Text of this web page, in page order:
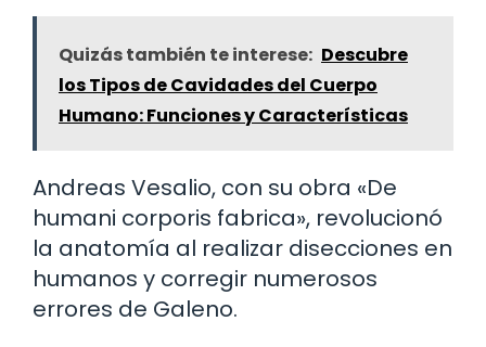
Quizás también te interese: Descubre
los Tipos de Cavidades del Cuerpo
Humano: Funciones y Características
Andreas Vesalio, con su obra «De
humani corporis fabrica», revolucionó
la anatomía al realizar disecciones en
humanos y corregir numerosos
errores de Galeno.